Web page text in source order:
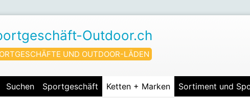
Outdoor.ch
UND OUTDOOR-LÄDEN
Suchen Sportgeschäft Ketten + Marken Sortiment und